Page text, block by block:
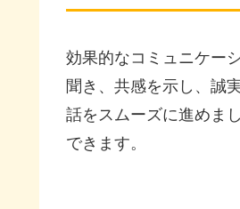
効果的なコミュニケー
聞き、共感を示し、誠
話をスムーズに進めま
できます。